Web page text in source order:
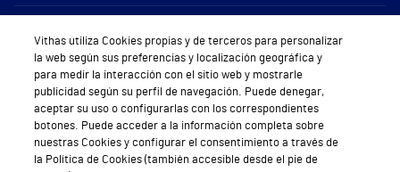
Sobre Vithas
Quiénes somos
Trabajar en Vithas
Teléfono Cita Médica
Vithas utiliza Cookies propias y de terceros para personalizar
la web según sus preferencias y localización geográfica y
para medir la interacción con el sitio web y mostrarle
publicidad según su perfil de navegación. Puede denegar,
aceptar su uso o configurarlas con los correspondientes
botones. Puede acceder a la información completa sobre
nuestras Cookies y configurar el consentimiento a través de
la Política de Cookies (también accesible desde el pie de